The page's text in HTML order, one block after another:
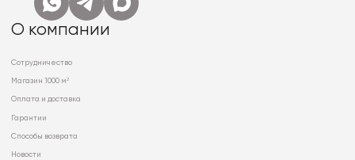
О компании
Сотрудничество
Магазин 1000 м²
Оплата и доставка
Гарантии
Способы возврата
Новости